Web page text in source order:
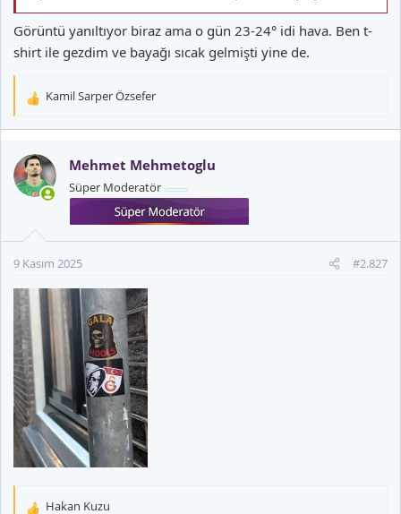
Görüntü yanıltıyor biraz ama o gün 23-24° idi hava. Ben t-
shirt ile gezdim ve bayağı sıcak gelmişti yine de.
T
k
i
l
Kamil Sarper Özsefer
Mehmet Mehmetoglu
Süper Moderatör
9 Kasım 2025 #2.827
Hakan Kuzu